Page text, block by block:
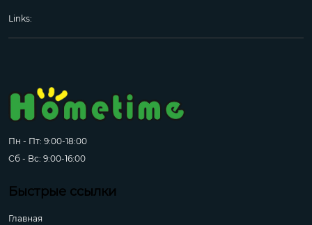
Links:
Пн - Пт: 9:00-18:00
Сб - Вс: 9:00-16:00
Быстрые ссылки
Главная